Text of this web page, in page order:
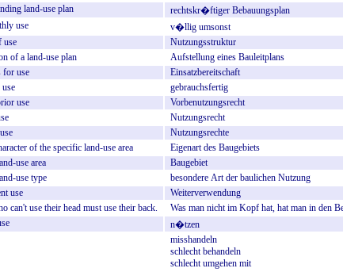
land-use plan rechtskr�ftiger Bebauungsplan
use v�llig umsonst
use
Nutzungsstruktur
of a land-use plan Aufstellung eines Bauleitplans
for use
Einsatzbereitschaft
use
gebrauchsfertig
use
Vorbenutzungsrecht
Nutzungsrecht
use
Nutzungsrechte
of the specific land-use area Eigenart des Baugebiets
use area
Baugebiet
use type besondere Art der baulichen Nutzung
use
Weiterverwendung
can't use their head must use their back. Was man nicht im Kopf hat, hat man in den
n�tzen
misshandeln
schlecht behandeln
schlecht umgehen mit